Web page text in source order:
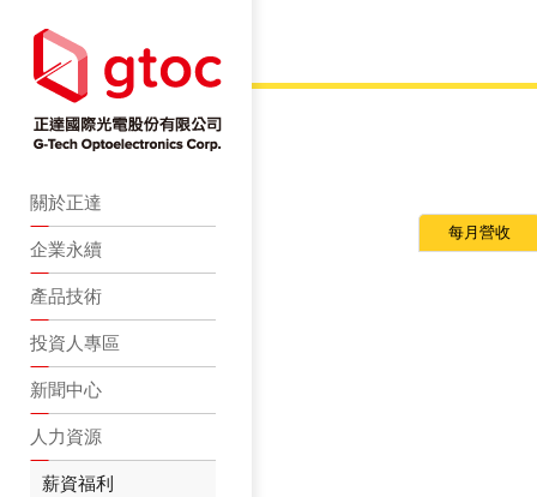
關於正達
企業永續
產品技術
投資人專區
新聞中心
人力資源
薪資福利
每月營收